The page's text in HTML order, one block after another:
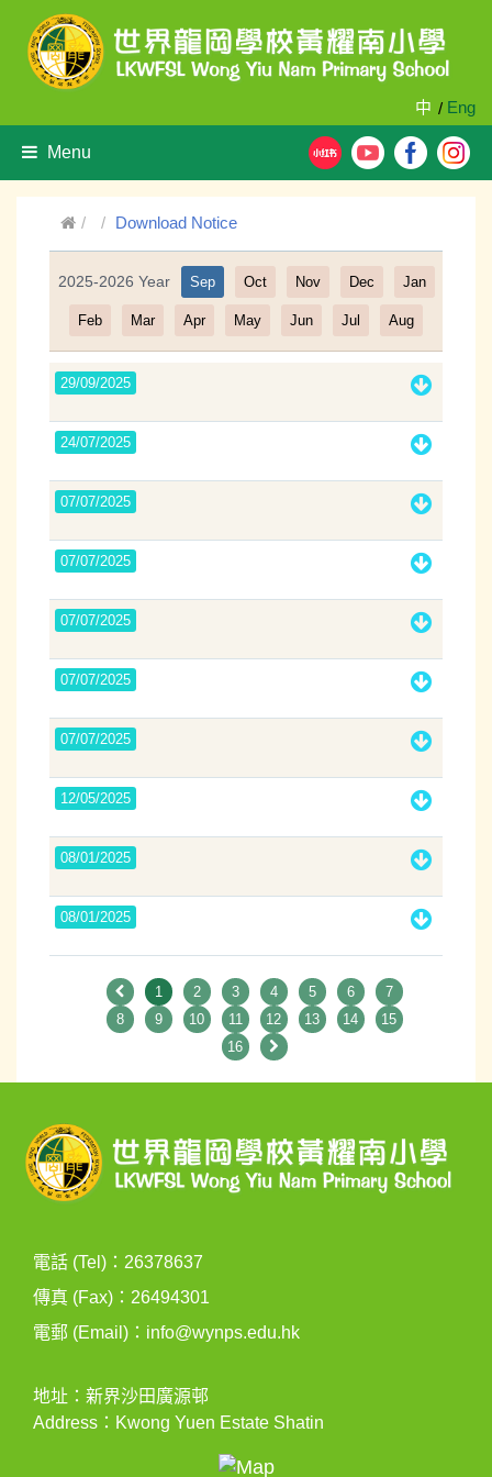
中 / Eng
Menu
Download Notice
Filter
2025-2026 Year Sep Oct Nov Dec Jan
Feb Mar Apr May Jun Jul Aug
29/09/2025
24/07/2025
07/07/2025
07/07/2025
07/07/2025
07/07/2025
07/07/2025
12/05/2025
08/01/2025
08/01/2025
1 2 3 4 5 6
7
8
9 10 11 12 13 14
15
16
電話 (Tel)：26378637
傳真 (Fax)：26494301
電郵 (Email)： info@wynps.edu.hk
地址：新界沙田廣源邨
Address：Kwong Yuen Estate Shatin